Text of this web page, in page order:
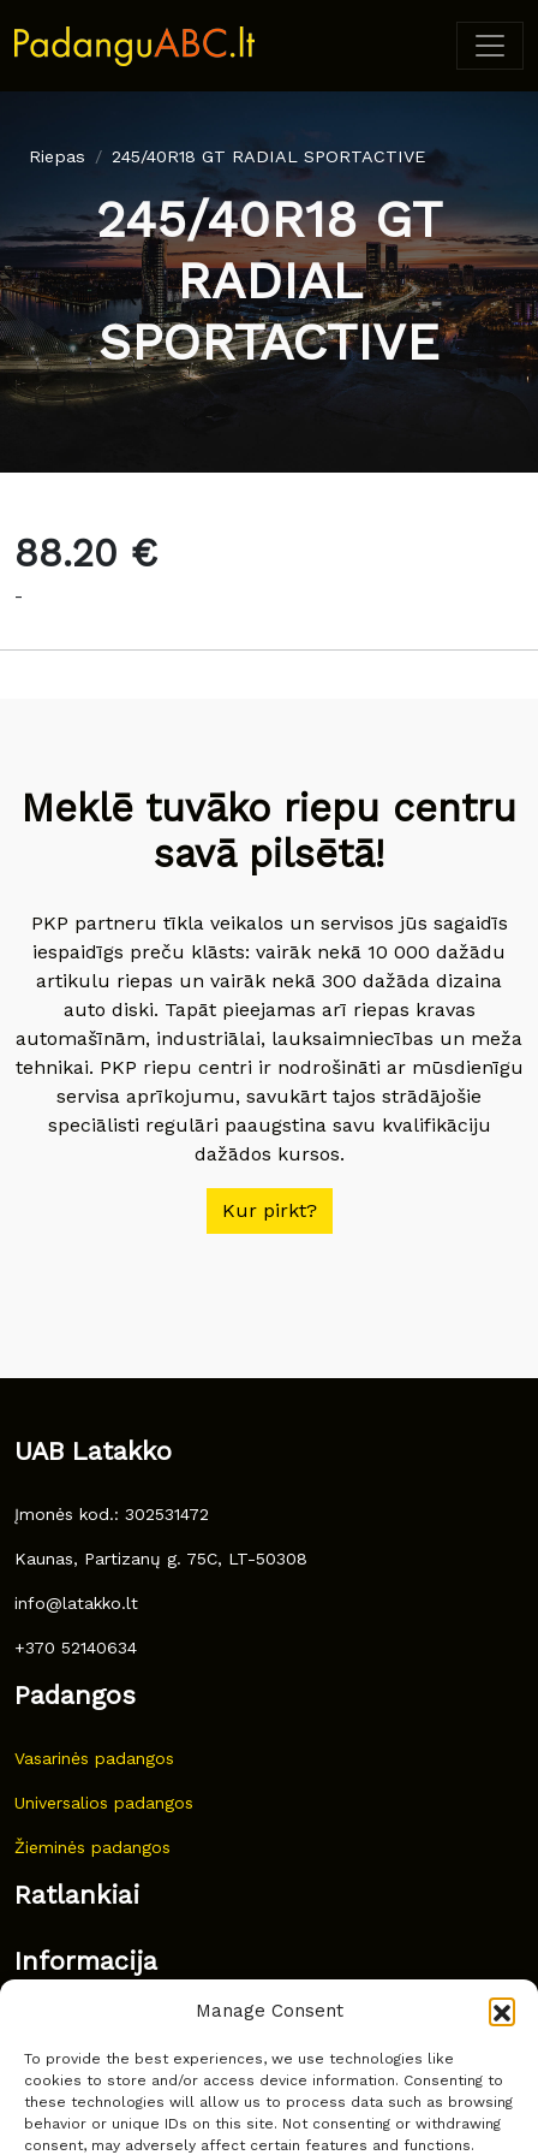
Manage Consent
To provide the best experiences, we use technologies like
cookies to store and/or access device information. Consenting to
these technologies will allow us to process data such as browsing
behavior or unique IDs on this site. Not consenting or withdrawing
consent, may adversely affect certain features and functions.
Riepas 245/40R18 GT RADIAL SPORTACTIVE
245/40R18 GT
RADIAL
SPORTACTIVE
88.20 €
-
Meklē tuvāko riepu centru
savā pilsētā!
PKP partneru tīkla veikalos un servisos jūs sagaidīs
iespaidīgs preču klāsts: vairāk nekā 10 000 dažādu
artikulu riepas un vairāk nekā 300 dažāda dizaina
auto diski. Tapāt pieejamas arī riepas kravas
automašīnām, industriālai, lauksaimniecības un meža
tehnikai. PKP riepu centri ir nodrošināti ar mūsdienīgu
servisa aprīkojumu, savukārt tajos strādājošie
speciālisti regulāri paaugstina savu kvalifikāciju
dažādos kursos.
Kur pirkt?
UAB Latakko
Įmonės kod.: 302531472
Kaunas, Partizanų g. 75C, LT-50308
info@latakko.lt
+370 52140634
Padangos
Vasarinės padangos
Universalios padangos
Žieminės padangos
Ratlankiai
Informacija
Dažnai užduodami klausimai
Kur nusipirkti?